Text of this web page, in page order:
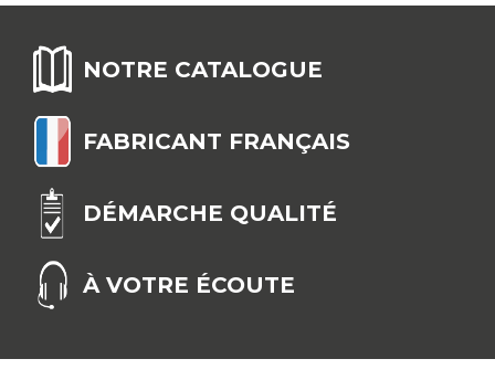
NOTRE CATALOGUE
FABRICANT FRANÇAIS
DÉMARCHE QUALITÉ
À VOTRE ÉCOUTE